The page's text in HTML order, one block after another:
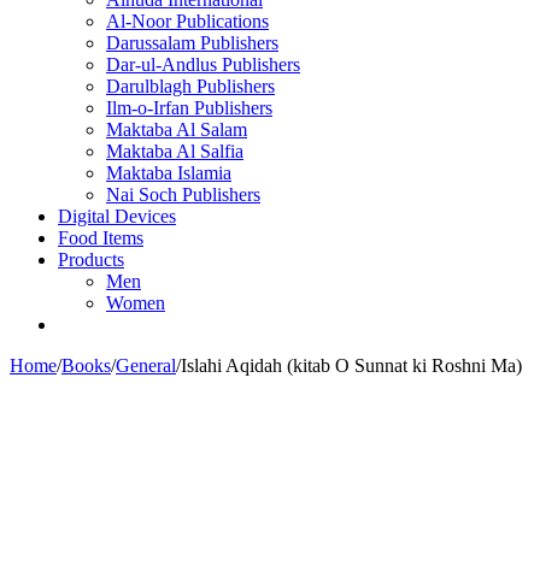
Al-Noor Publications
Darussalam Publishers
Dar-ul-Andlus Publishers
Darulblagh Publishers
Ilm-o-Irfan Publishers
Maktaba Al Salam
Maktaba Al Salfia
Maktaba Islamia
Nai Soch Publishers
Digital Devices
Food Items
Products
Men
Women
Home/Books/General/Islahi Aqidah (kitab O Sunnat ki Roshni Ma)